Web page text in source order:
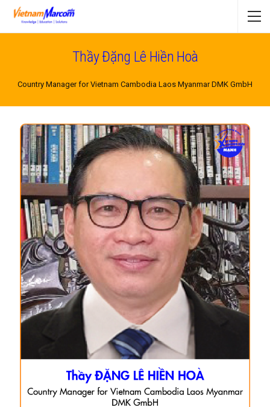
Thầy Đặng Lê Hiền Hoà
Country Manager for Vietnam Cambodia Laos Myanmar DMK GmbH